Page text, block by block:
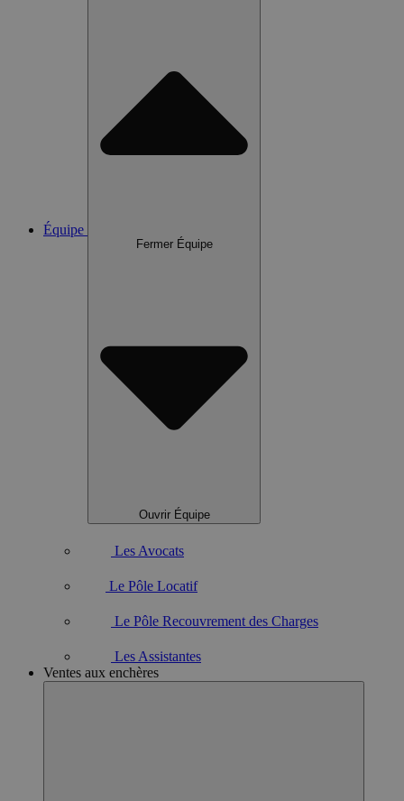
Équipe
Fermer Équipe
Ouvrir Équipe
Les Avocats
Le Pôle Locatif
Le Pôle Recouvrement des Charges
Les Assistantes
Ventes aux enchères